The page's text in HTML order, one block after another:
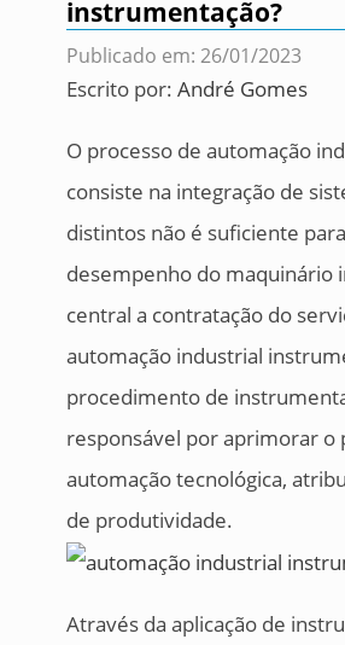
instrumentação?
Publicado em: 26/01/2023
Escrito por: André Gomes
O processo de automação
consiste na integração de
distintos não é suficiente
desempenho do maquinário
central a contratação do
automação industrial
procedimento de
responsável por aprimorar o
automação tecnológica,
de produtividade.
Através da aplicação de